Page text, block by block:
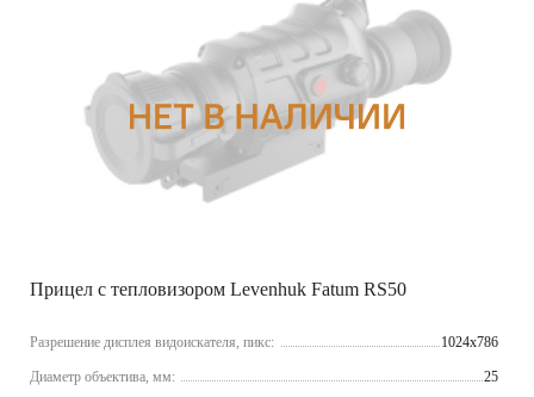
Прицел с тепловизором Levenhuk Fatum RS50
Разрешение дисплея видоискателя, пикс: 1024х786
Диаметр объектива, мм: 25